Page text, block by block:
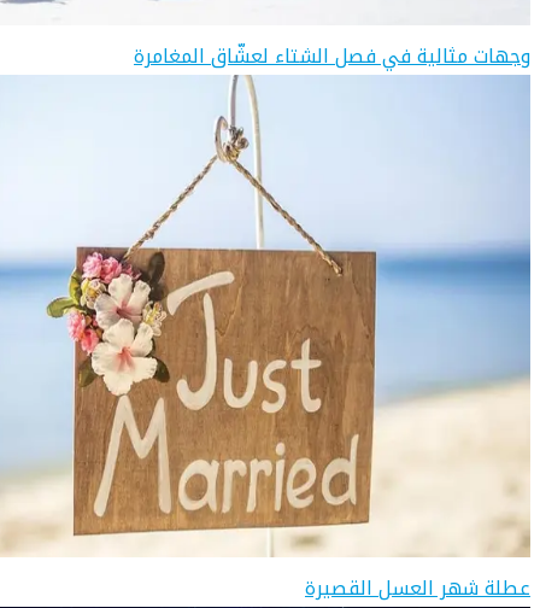
وجهات مثالية في فصل الشتاء لعشّاق المغامرة
عطلة شهر العسل القصيرة